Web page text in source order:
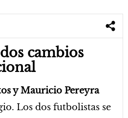
cambios
y Mauricio Pereyra
Los dos futbolistas se